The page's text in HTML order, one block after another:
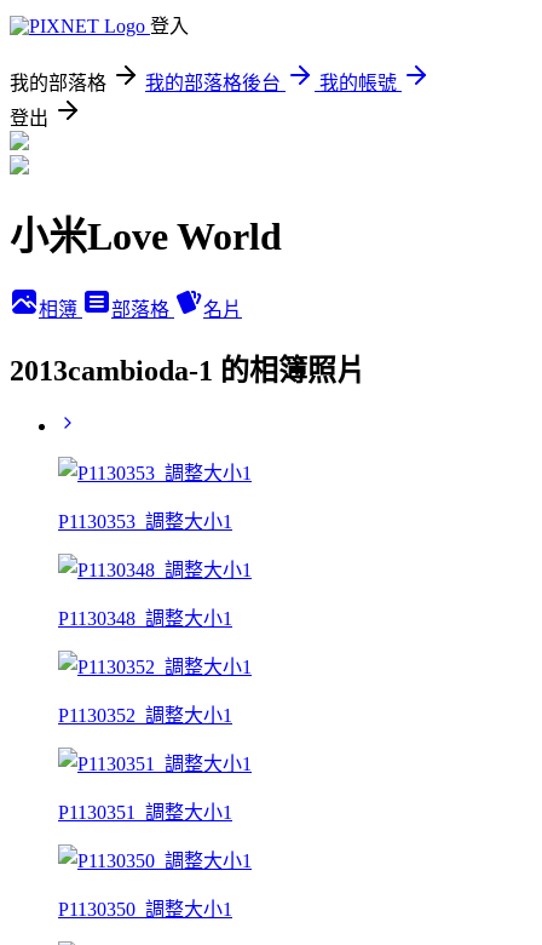
登入
我的部落格 我的部落格後台
我的帳號
登出
小米Love World
相簿 部落格 名片
2013cambioda-1 的相簿照片
P1130353_調整大小1
P1130348_調整大小1
P1130352_調整大小1
P1130351_調整大小1
P1130350_調整大小1